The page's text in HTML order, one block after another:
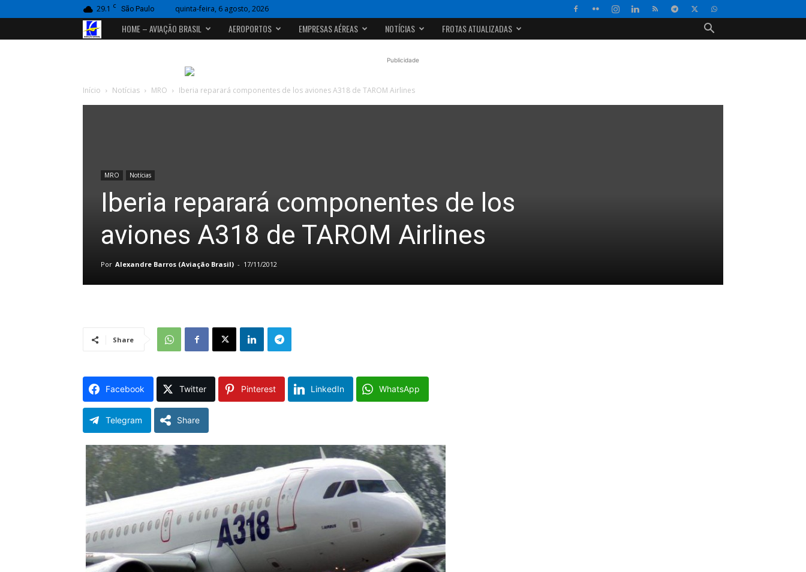
29.1 C São Paulo quinta-feira, 6 agosto, 2026
Portal
HOME – AVIAÇÃO BRASIL AEROPORTOS EMPRESAS AÉREAS NOTÍCIAS FROTAS ATUALIZADAS
Publicidade
Início Notícias MRO Iberia reparará componentes de los aviones A318 de TAROM Airlines
MRO Notícias
Iberia reparará componentes de los
aviones A318 de TAROM Airlines
Por Alexandre Barros (Aviação Brasil) - 17/11/2012
Share
Facebook Twitter Pinterest LinkedIn WhatsApp
Telegram Share